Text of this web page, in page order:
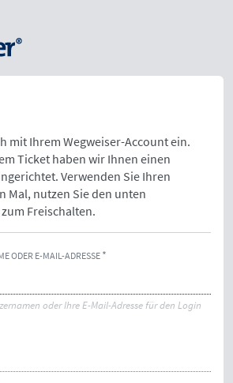
mit Ihrem Wegweiser-Account ein.
Ticket haben wir Ihnen einen
Verwenden Sie Ihren
Mal, nutzen Sie den unten
Freischalten.
ODER E-MAIL-ADRESSE
oder Ihre E-Mail-Adresse für den Login